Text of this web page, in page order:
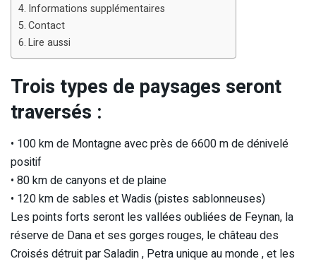
Informations supplémentaires
Contact
Lire aussi
Trois types de paysages seront
traversés :
• 100 km de Montagne avec près de 6600 m de dénivelé
positif
• 80 km de canyons et de plaine
• 120 km de sables et Wadis (pistes sablonneuses)
Les points forts seront les vallées oubliées de Feynan, la
réserve de Dana et ses gorges rouges, le château des
Croisés détruit par Saladin , Petra unique au monde , et les